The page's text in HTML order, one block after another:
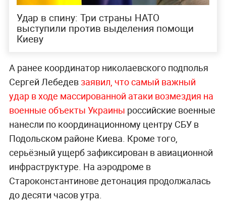
Удар в спину: Три страны НАТО
выступили против выделения помощи
Киеву
А ранее координатор николаевского подполья
Сергей Лебедевзаявил, что самый важный
удар в ходе массированной атаки возмездия на
военные объекты Украины российские военные
нанесли по координационному центру СБУ в
Подольском районе Киева. Кроме того,
серьёзный ущерб зафиксирован в авиационной
инфраструктуре. На аэродроме в
Староконстантинове детонация продолжалась
до десяти часов утра.